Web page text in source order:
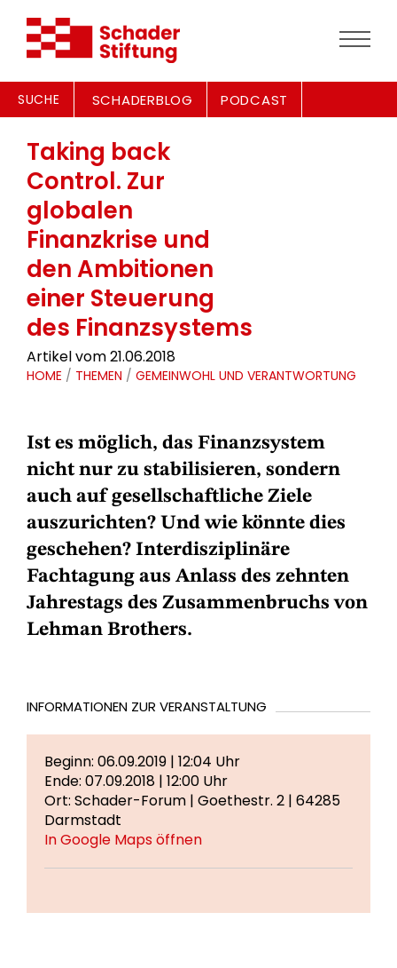
SUCHE SCHADERBLOG PODCAST
Taking back
Control. Zur
globalen
Finanzkrise und
den Ambitionen
einer Steuerung
des Finanzsystems
Artikel vom 21.06.2018
HOME / THEMEN / GEMEINWOHL UND VERANTWORTUNG
Ist es möglich, das Finanzsystem
nicht nur zu stabilisieren, sondern
auch auf gesellschaftliche Ziele
auszurichten? Und wie könnte dies
geschehen? Interdisziplinäre
Fachtagung aus Anlass des zehnten
Jahrestags des Zusammenbruchs von
Lehman Brothers.
INFORMATIONEN ZUR VERANSTALTUNG
Beginn: 06.09.2019 | 12:04 Uhr
Ende: 07.09.2018 | 12:00 Uhr
Ort: Schader-Forum | Goethestr. 2 | 64285
Darmstadt
In Google Maps öffnen